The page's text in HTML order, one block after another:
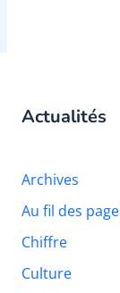
Actualités
Archives
Au fil des
Chiffre
Culture